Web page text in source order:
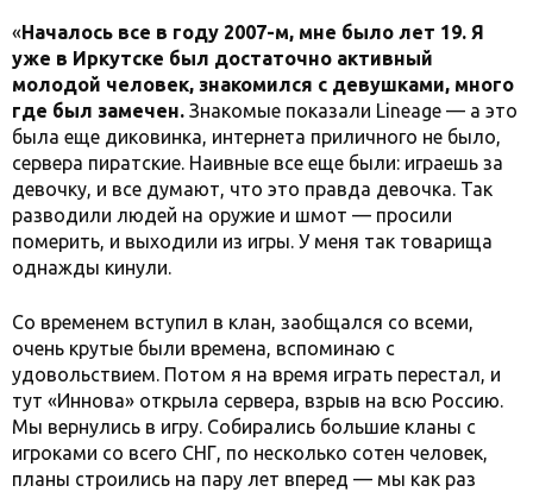
«Началось все в году 2007-м, мне было лет 19. Я
уже в Иркутске был достаточно активный
молодой человек, знакомился с девушками, много
где был замечен. Знакомые показали Lineage — а это
была еще диковинка, интернета приличного не было,
сервера пиратские. Наивные все еще были: играешь за
девочку, и все думают, что это правда девочка. Так
разводили людей на оружие и шмот — просили
померить, и выходили из игры. У меня так товарища
однажды кинули.
Со временем вступил в клан, заобщался со всеми,
очень крутые были времена, вспоминаю с
удовольствием. Потом я на время играть перестал, и
тут «Иннова» открыла сервера, взрыв на всю Россию.
Мы вернулись в игру. Собирались большие кланы с
игроками со всего СНГ, по несколько сотен человек,
планы строились на пару лет вперед — мы как раз